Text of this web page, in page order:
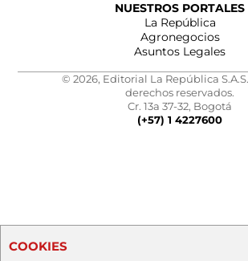
NUESTROS PORTALES
La República
Agronegocios
Asuntos Legales
© 2026, Editorial La República
derechos reservados.
Cr. 13a 37-32, Bogotá
(+57) 1 4227600
COOKIES